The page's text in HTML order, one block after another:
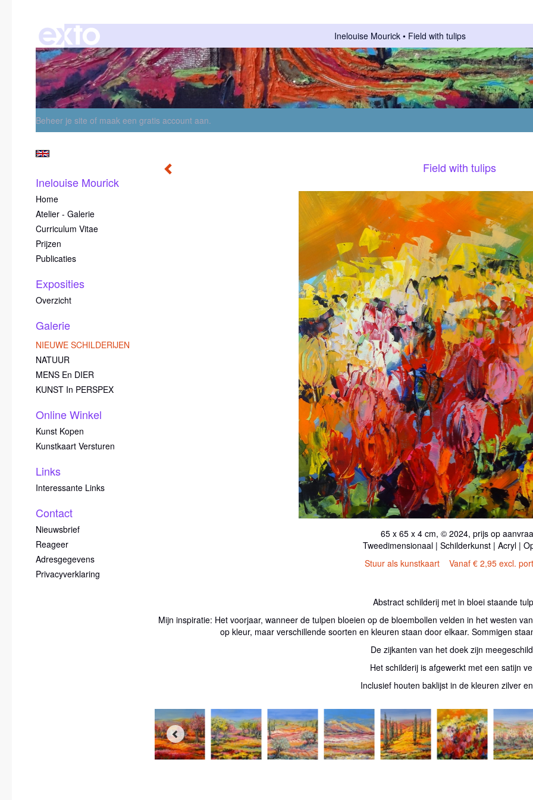
Inelouise Mourick Field with tulips
Beheer je site of maak een gratis account aan.
Field with tulips
65 x 65 x 4 cm, © 2024, prijs op
Tweedimensionaal | Schilderkunst | Acryl |
Stuur als kunstkaart Vanaf € 2,95 excl.
Abstract schilderij met in bloei staande
Mijn inspiratie: Het voorjaar, wanneer de tulpen bloeien op de bloembollen velden in het westen
op kleur, maar verschillende soorten en kleuren staan door elkaar. Sommigen
De zijkanten van het doek zijn
Het schilderij is afgewerkt met een satijn
Inclusief houten baklijst in de kleuren zilver
Inelouise Mourick
Home
Atelier - Galerie
Curriculum Vitae
Prijzen
Publicaties
Exposities
Overzicht
Galerie
NIEUWE SCHILDERIJEN
NATUUR
MENS En DIER
KUNST In PERSPEX
Online Winkel
Kunst Kopen
Kunstkaart Versturen
Links
Interessante Links
Contact
Nieuwsbrief
Reageer
Adresgegevens
Privacyverklaring